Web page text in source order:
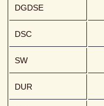
DGDSE
DSC
SW
DUR